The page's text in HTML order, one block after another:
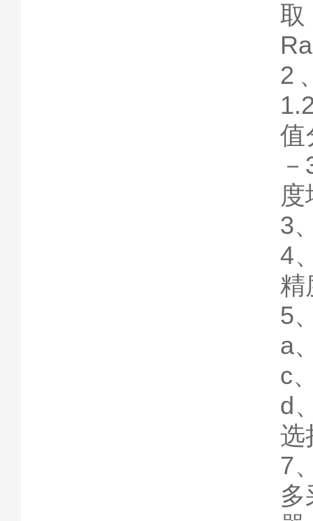
2
值
3
4
精
5
a
c
d
选
7